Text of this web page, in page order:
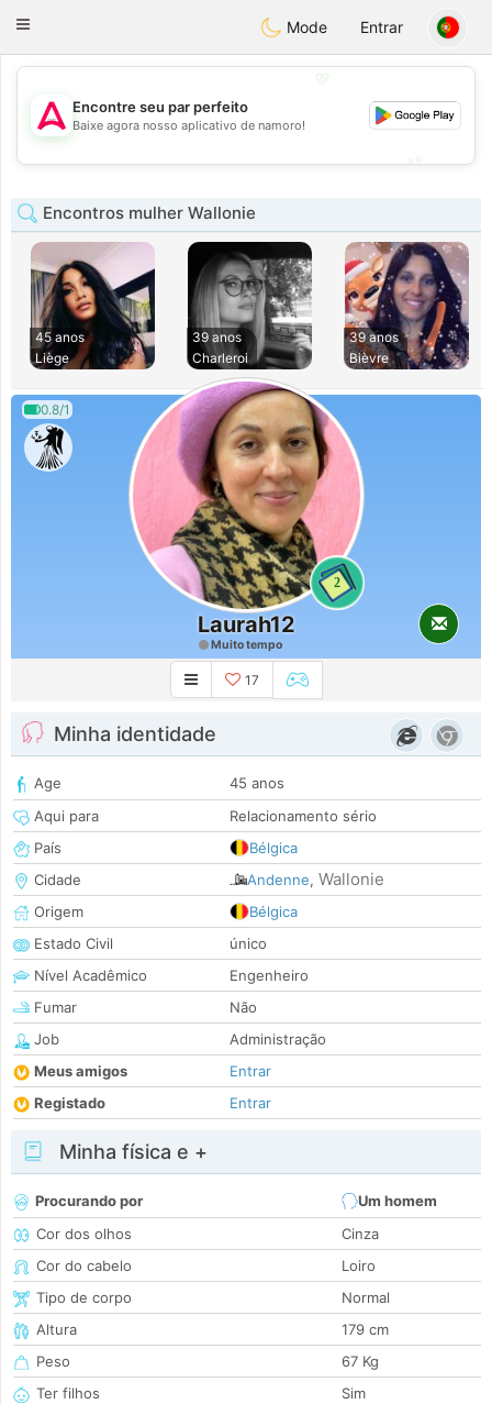
Tantôt
Toggle
Mode Entrar
💖
💕
Encontre seu par perfeito
Baixe agora nosso aplicativo de namoro!
Encontros mulher Wallonie
45 anos
Liège
39 anos
Charleroi
39 anos
Bièvre
0.8/1
2
Laurah12
Muito tempo
17
Minha identidade
Age
45 anos
Aqui para
Relacionamento sério
País
Bélgica
Cidade
Andenne, Wallonie
Origem
Bélgica
Estado Civil
único
Nível Acadêmico
Engenheiro
Fumar
Não
Job
Administração
Meus amigos
Entrar
Registado
Entrar
Minha física e +
Procurando por
Um homem
Cor dos olhos
Cinza
Cor do cabelo
Loiro
Tipo de corpo
Normal
Altura
179 cm
Peso
67 Kg
Ter filhos
Sim